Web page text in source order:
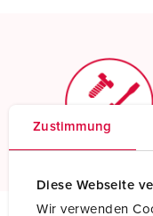
Zustimmung
Diese Webseite
Wir verwenden